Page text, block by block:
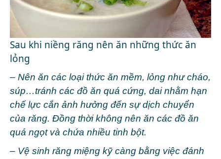
Sau khi niềng răng nên ăn những thức ăn
lỏng
– Nên ăn các loại thức ăn mềm, lỏng như cháo,
súp…tránh các đồ ăn quá cứng, dai nhằm hạn
chế lực cắn ảnh hưởng đến sự dịch chuyển
của răng. Đồng thời không nên ăn các đồ ăn
quá ngọt và chứa nhiều tinh bột.
– Vệ sinh răng miệng kỹ càng bằng việc đánh